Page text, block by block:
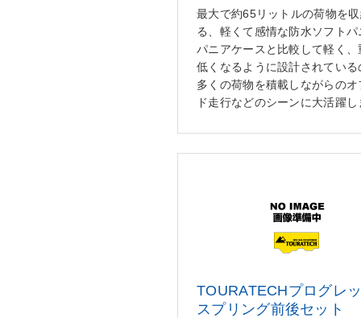
最大で約65リットルの荷物を
る、軽くて感情な防水ソフトパ
パニアケースと比較して軽く、
低くなるように設計されている
多くの荷物を積載しながらのオ
ド走行などのシーンに大活躍
TOURATECHプログレ
スプリング前後セット